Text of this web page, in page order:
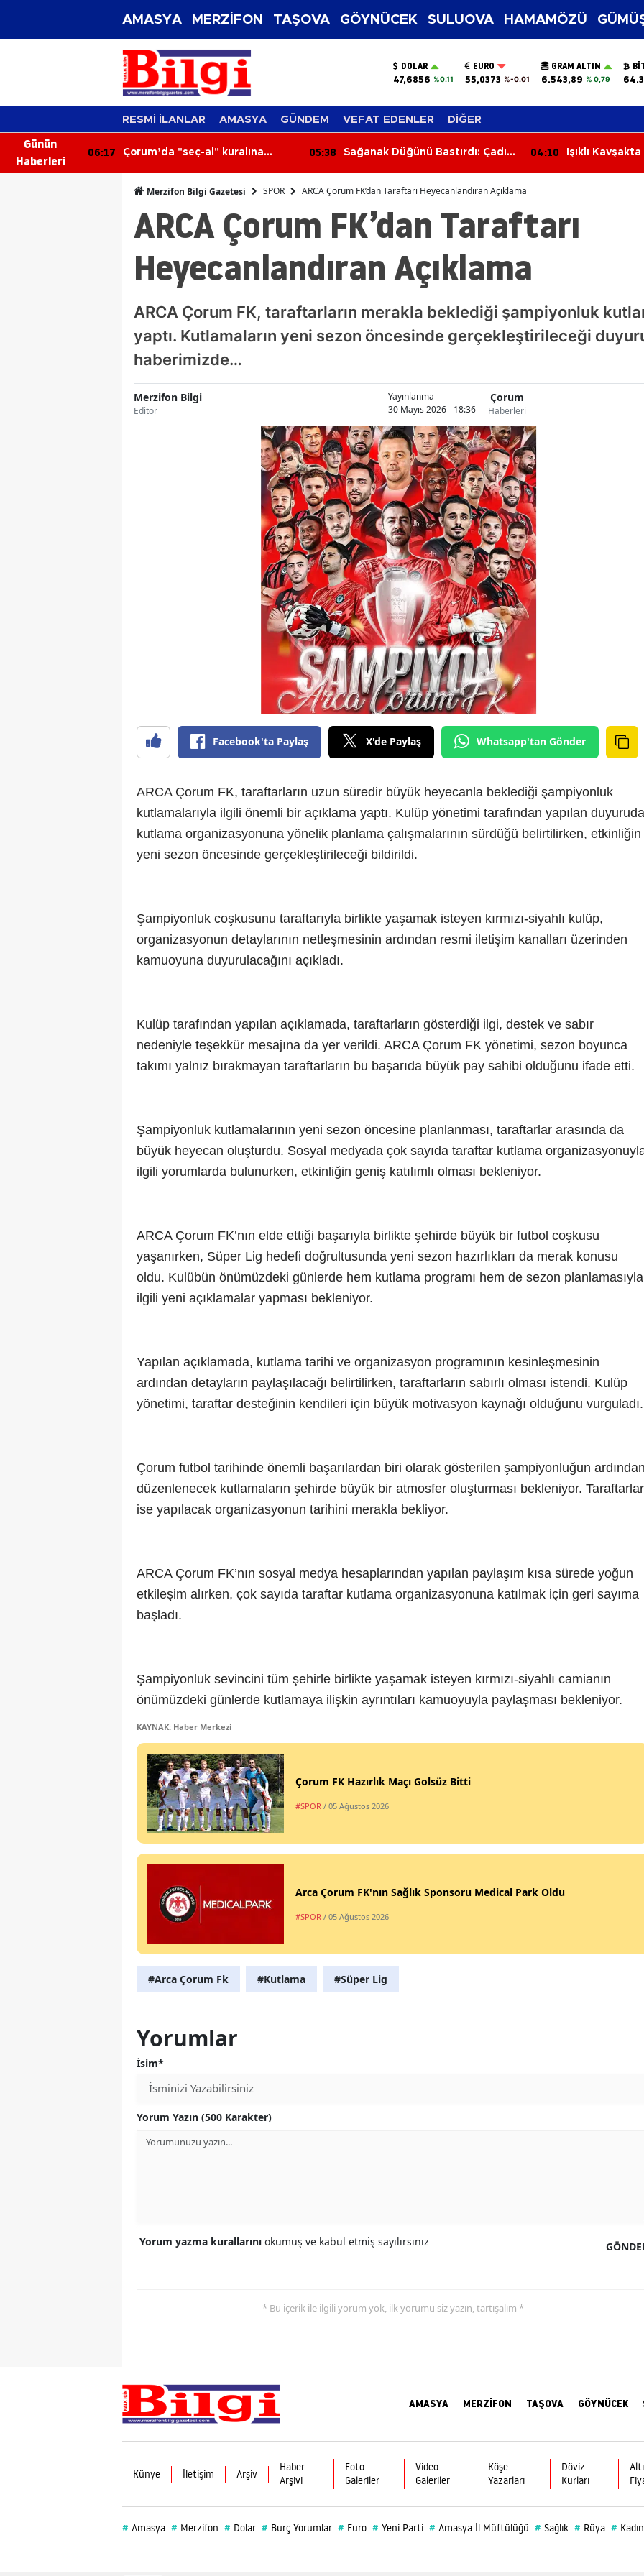
AMASYA MERZİFON TAŞOVA GÖYNÜCEK SULUOVA HAMAMÖZÜ
DOLAR
47,6856 %0.11
EURO
55,0373 %-0.01
GRAM ALTIN
6.543,89 % 0,79
RESMİ İLANLAR AMASYA GÜNDEM VEFAT EDENLER DİĞER
Günün
Haberleri
06:17
Çorum’da "seç-al" kuralına
05:38
Sağanak Düğünü Bastırdı: Çadır
04:10
Işıklı
Merzifon Bilgi Gazetesi SPOR ARCA Çorum FK’dan Taraftarı Heyecanlandıran Açıklama
ARCA Çorum FK’dan Taraftarı
Heyecanlandıran Açıklama
ARCA Çorum FK, taraftarların merakla beklediği şampiyonluk
yaptı. Kutlamaların yeni sezon öncesinde gerçekleştirileceği
haberimizde…
Merzifon Bilgi
Editör
Yayınlanma
30 Mayıs 2026 - 18:36
Çorum
Haberleri
Facebook'ta Paylaş X'de Paylaş Whatsapp'tan Gönder
ARCA Çorum FK, taraftarların uzun süredir büyük heyecanla beklediği şampiyonluk
kutlamalarıyla ilgili önemli bir açıklama yaptı. Kulüp yönetimi tarafından yapılan
kutlama organizasyonuna yönelik planlama çalışmalarının sürdüğü belirtilirken, etkinliğin
yeni sezon öncesinde gerçekleştirileceği bildirildi.
Şampiyonluk coşkusunu taraftarıyla birlikte yaşamak isteyen kırmızı-siyahlı kulüp,
organizasyonun detaylarının netleşmesinin ardından resmi iletişim kanalları üzerinden
kamuoyuna duyurulacağını açıkladı.
Kulüp tarafından yapılan açıklamada, taraftarların gösterdiği ilgi, destek ve sabır
nedeniyle teşekkür mesajına da yer verildi. ARCA Çorum FK yönetimi, sezon boyunca
takımı yalnız bırakmayan taraftarların bu başarıda büyük pay sahibi olduğunu ifade etti.
Şampiyonluk kutlamalarının yeni sezon öncesine planlanması, taraftarlar arasında da
büyük heyecan oluşturdu. Sosyal medyada çok sayıda taraftar kutlama
ilgili yorumlarda bulunurken, etkinliğin geniş katılımlı olması bekleniyor.
ARCA Çorum FK’nın elde ettiği başarıyla birlikte şehirde büyük bir futbol coşkusu
yaşanırken, Süper Lig hedefi doğrultusunda yeni sezon hazırlıkları da merak konusu
oldu. Kulübün önümüzdeki günlerde hem kutlama programı hem de sezon planlamasıyla
ilgili yeni açıklamalar yapması bekleniyor.
Yapılan açıklamada, kutlama tarihi ve organizasyon programının kesinleşmesinin
ardından detayların paylaşılacağı belirtilirken, taraftarların sabırlı olması istendi. Kulüp
yönetimi, taraftar desteğinin kendileri için büyük motivasyon kaynağı olduğunu vurguladı.
Çorum futbol tarihinde önemli başarılardan biri olarak gösterilen şampiyonluğun ardından
düzenlenecek kutlamaların şehirde büyük bir atmosfer oluşturması bekleniyor. Taraftarlar
ise yapılacak organizasyonun tarihini merakla bekliyor.
ARCA Çorum FK’nın sosyal medya hesaplarından yapılan paylaşım kısa sürede yoğun
etkileşim alırken, çok sayıda taraftar kutlama organizasyonuna katılmak için geri sayıma
başladı.
Şampiyonluk sevincini tüm şehirle birlikte yaşamak isteyen kırmızı-siyahlı camianın
önümüzdeki günlerde kutlamaya ilişkin ayrıntıları kamuoyuyla paylaşması bekleniyor.
KAYNAK: Haber Merkezi
Çorum FK Hazırlık Maçı Golsüz Bitti
#SPOR / 05 Ağustos 2026
Arca Çorum FK'nın Sağlık Sponsoru Medical Park Oldu
#SPOR / 05 Ağustos 2026
#Arca Çorum Fk #Kutlama #Süper Lig
Yorumlar
İsim*
Yorum Yazın (500 Karakter)
Yorum yazma kurallarını okumuş ve kabul etmiş sayılırsınız
* Bu içerik ile ilgili yorum yok, ilk yorumu siz yazın, tartışalım *
AMASYA MERZİFON TAŞOVA GÖYNÜCEK
Künye İletişim Arşiv
Haber
Arşivi
Foto
Galeriler
Video
Galeriler
Köşe
Yazarları
Döviz
Kurları
# Amasya # Merzifon # Dolar # Burç Yorumlar # Euro # Yeni Parti # Amasya İl Müftülüğü # Sağlık # Rüya # Kadın